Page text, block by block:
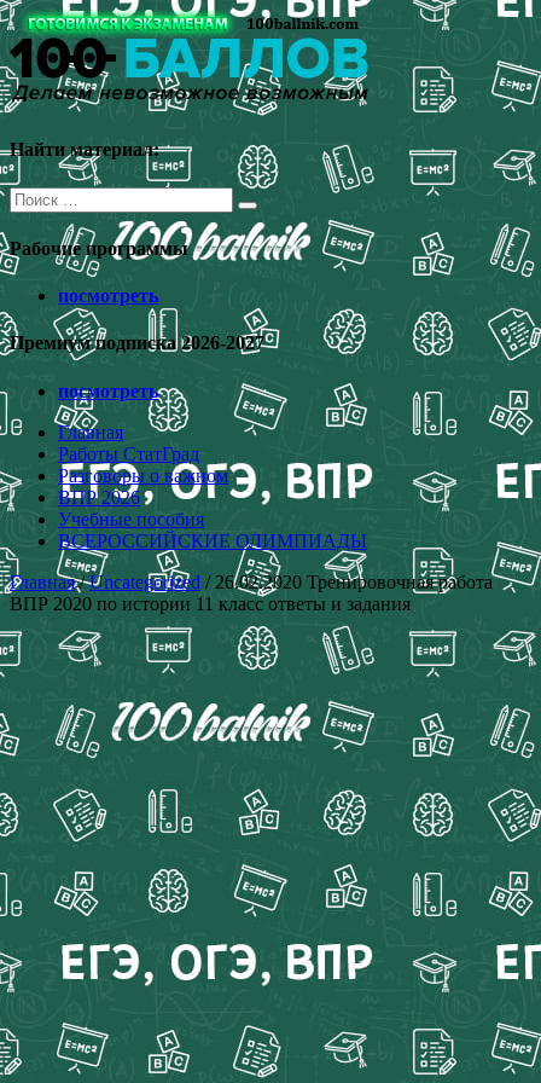
Перейти
к
содержимому
Найти материал:
Поиск
для:
Рабочие программы
посмотреть
Премиум подписка 2026-2027
посмотреть
Главная
Работы СтатГрад
Разговоры о важном
ВПР 2026
Учебные пособия
ВСЕРОССИЙСКИЕ ОЛИМПИАДЫ
Главная/Uncategorized / 26.02.2020 Тренировочная работа
ВПР 2020 по истории 11 класс ответы и задания